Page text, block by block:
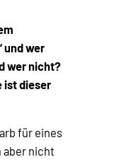
und wer
wer nicht?
ist dieser
für eines
nicht